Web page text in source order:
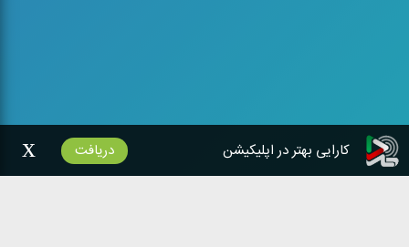
کارایی بهتر در اپلیکیشن دریافت x